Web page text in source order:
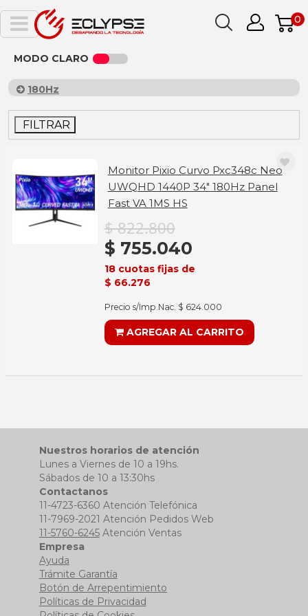
0
MODO CLARO
180Hz
FILTRAR
Monitor Pixio Curvo Pxc348c Neo
UWQHD 1440P 34" 180Hz Panel
Fast VA 1MS HS
$ 822.800
$ 755.040
18 cuotas fijas de
$ 66.276
Precio s/Imp.Nac. $ 624.000
AGREGAR AL CARRITO
Nuestros horarios de atención
Lunes a Viernes de 10 a 19hs.
Sábados de 10 a 13:30hs
Contactanos
11-4723-6360 Atención Telefónica
11-7969-2021 Atención Pedidos Web
11-5760-6245Atención Ventas
Empresa
Ayuda
Trámite Garantía
Botón de Arrepentimiento
Políticas de Privacidad